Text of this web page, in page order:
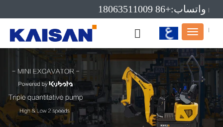
واتساب:+86 18063511009
بريد إلكتروني:info@kaisanmachinery.com